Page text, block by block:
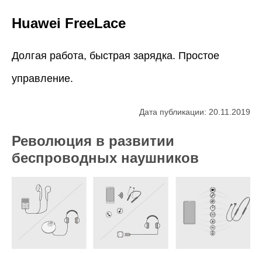
Huawei FreeLace
Долгая работа, быстрая зарядка. Простое
управление.
Дата публикации: 20.11.2019
Революция в развитии
беспроводных наушников